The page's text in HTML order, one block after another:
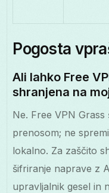
Pogosta
Ali lahko Free
shranjena na
Ne. Free VPN
prenosom; ne
lokalno. Za zaščito
šifriranje naprave z
upravljalnik gesel in